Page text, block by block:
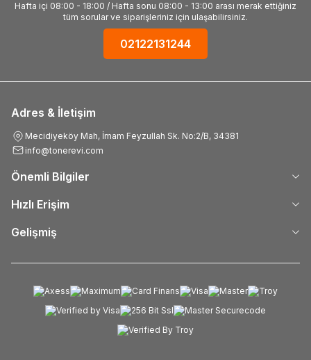
Hafta içi 08:00 - 18:00 / Hafta sonu 08:00 - 13:00 arası merak ettiğiniz
tüm sorular ve siparişleriniz için ulaşabilirsiniz.
02122131244
Adres & İletişim
Mecidiyeköy Mah, İmam Feyzullah Sk. No:2/B, 34381
info@tonerevi.com
Önemli Bilgiler
Hızlı Erişim
Gelişmiş